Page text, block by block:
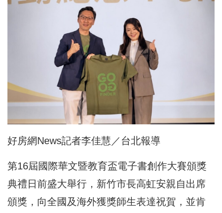
好房網News記者李佳慧／台北報導
第16屆國際華文暨教育盃電子書創作大賽頒獎
典禮日前盛大舉行，新竹市長高虹安親自出席
頒獎，向全國及海外獲獎師生表達祝賀，並肯